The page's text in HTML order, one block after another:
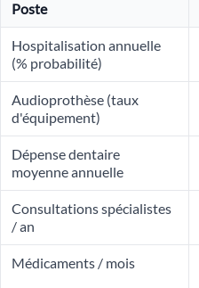
Poste
Hospitalisation annuelle
(% probabilité)
Audioprothèse (taux
d'équipement)
Dépense dentaire
moyenne annuelle
Consultations spécialistes
/ an
Médicaments / mois